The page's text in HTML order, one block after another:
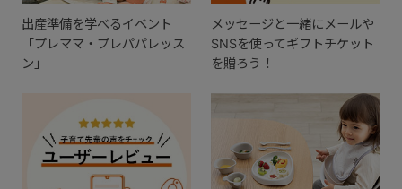
出産準備を学べるイベント
「プレママ・プレパパレッス
ン」
メッセージと一緒にメールや
SNSを使ってギフトチケット
を贈ろう！